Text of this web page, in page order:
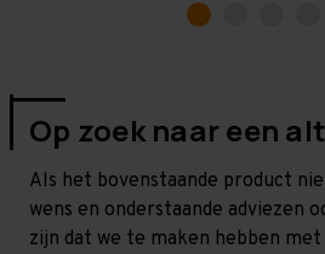
Op zoek naar een
Als het bovenstaande product
wens en onderstaande adviezen
zijn dat we te maken hebben